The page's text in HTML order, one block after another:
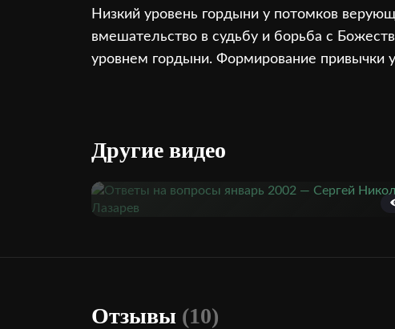
Низкий уровень гордыни у потомков
вмешательство в судьбу и борьба с
уровнем гордыни. Формирование привычки
Другие видео
Отзывы (10)